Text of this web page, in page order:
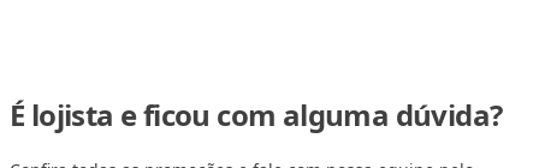
É lojista e ficou com alguma dúvida?